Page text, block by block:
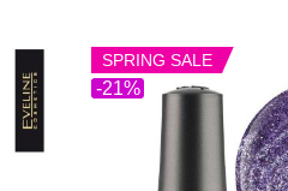
-21%
SPRING SALE